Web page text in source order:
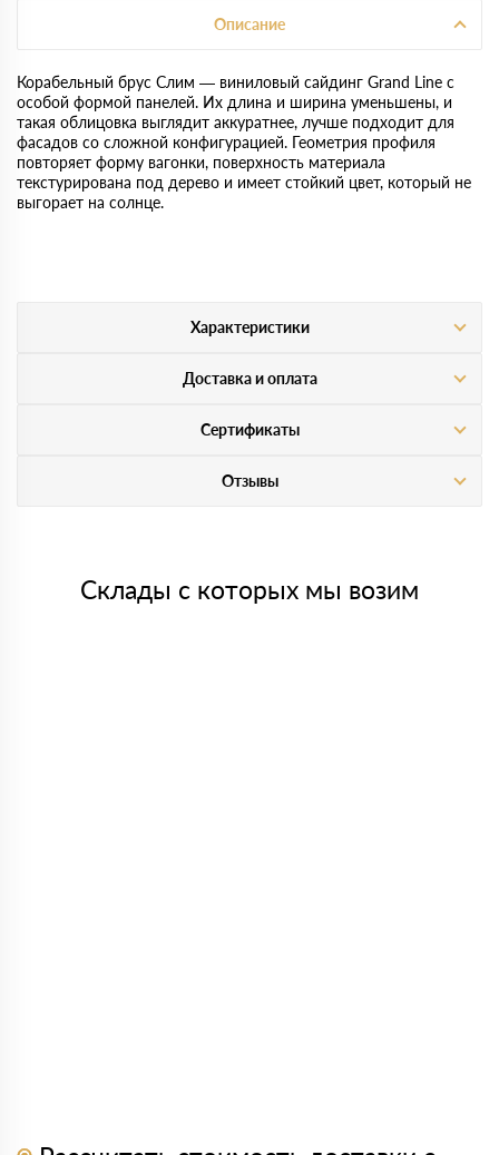
Описание
Корабельный брус Слим — виниловый сайдинг Grand Line с
особой формой панелей. Их длина и ширина уменьшены, и
такая облицовка выглядит аккуратнее, лучше подходит для
фасадов со сложной конфигурацией. Геометрия профиля
повторяет форму вагонки, поверхность материала
текстурирована под дерево и имеет стойкий цвет, который не
выгорает на солнце.
Характеристики
Доставка и оплата
Сертификаты
Отзывы
Склады с которых мы возим